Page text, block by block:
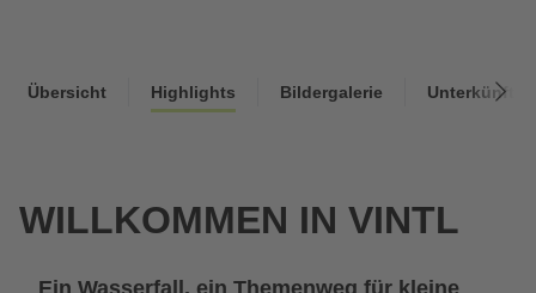
Übersicht Highlights Bildergalerie Unterkünfte
WILLKOMMEN IN VINTL
Ein Wasserfall, ein Themenweg für kleine